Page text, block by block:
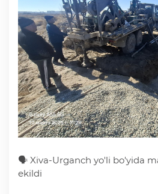
Korrupsiyaga qarshi
hujjatlar
Korrupsiyaga qarshi
oshirayotgan ishlar
Ochiq ma'lumotlar
🗣 Xiva-Urganch yo'li bo'yida
ekildi